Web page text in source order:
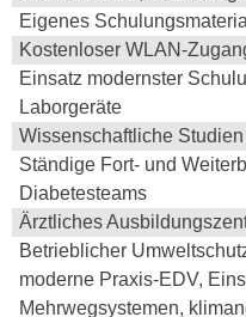
Eigenes
Kostenloser WLAN-
Einsatz modernster
Laborgeräte
Wissenschaftliche
Ständige Fort- und
Diabetesteams
Ärztliches
Betrieblicher
moderne Praxis-EDV,
Mehrwegsystemen,